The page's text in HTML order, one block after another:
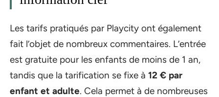
Les tarifs pratiqués par Playcity ont également
fait l’objet de nombreux commentaires. L’entrée
est gratuite pour les enfants de moins de 1 an,
tandis que la tarification se fixe à 12 € par
enfant et adulte. Cela permet à de nombreuses